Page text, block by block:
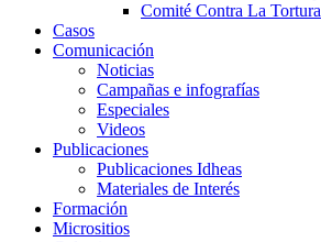
Comité Contra La Tortura​
Casos
Comunicación
Noticias
Campañas e infografías
Especiales
Videos
Publicaciones
Publicaciones Idheas
Materiales de Interés
Formación
Micrositios